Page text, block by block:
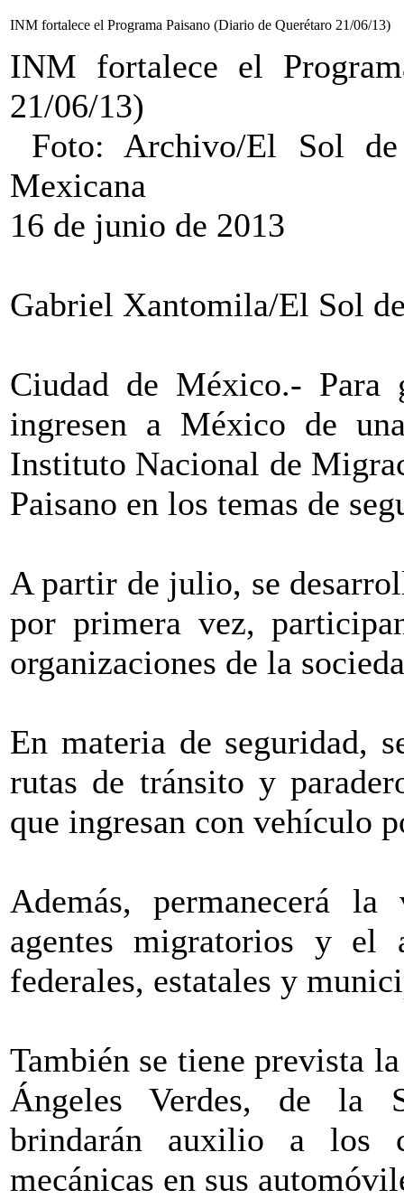
INM fortalece el Programa Paisano (Diario de Querétaro 21/06/13)
INM fortalece el
21/06/13)
Foto: Archivo/El Sol
Mexicana
16 de junio de 2013
Gabriel Xantomila/El Sol
Ciudad de México.- Para
ingresen a México de
Instituto Nacional de
Paisano en los temas de
A partir de julio, se
por primera vez,
organizaciones de la
En materia de seguridad,
rutas de tránsito y
que ingresan con vehículo
Además, permanecerá
agentes migratorios y el
federales, estatales y
También se tiene prevista
Ángeles Verdes, de la
brindarán auxilio a los
mecánicas en sus